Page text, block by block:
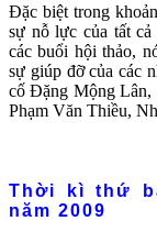
Đặc biệt trong
sự nỗ lực của tất cả
các buổi hội thảo,
sự giúp đỡ của các
cố Đặng Mộng Lân,
Phạm Văn Thiều,
Thời kì thứ
năm 2009